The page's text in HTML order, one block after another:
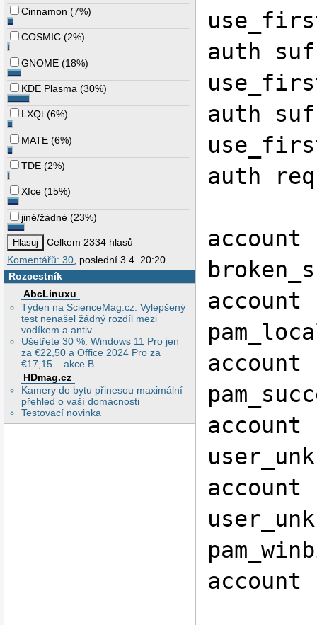
Cinnamon (7%)
COSMIC (2%)
GNOME (18%)
KDE Plasma (30%)
LXQt (6%)
MATE (6%)
TDE (2%)
Xfce (15%)
jiné/žádné (23%)
Celkem 2334 hlasů
Komentářů: 30, poslední 3.4. 20:20
Rozcestník
AbcLinuxu
Týden na ScienceMag.cz: Vylepšený
test nenašel žádný rozdíl mezi
vodíkem a antiv
Ušetřete 30 %: Windows 11 Pro jen
za €22,50 a Office 2024 Pro za
€17,15 – akce B
HDmag.cz
Kamery do bytu přinesou maximální
přehled o vaší domácnosti
Testovací novinka
auth
auth
auth
account
account
account
account